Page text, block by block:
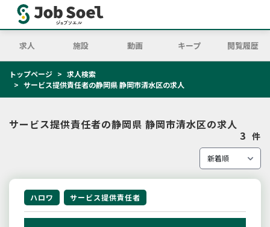
求人 施設 動画 キープ 閲覧履歴
トップページ
求人検索
サービス提供責任者の静岡県 静岡市清水区の求人
サービス提供責任者の静岡県 静岡市清水区の求人
3 件
ハロワ サービス提供責任者